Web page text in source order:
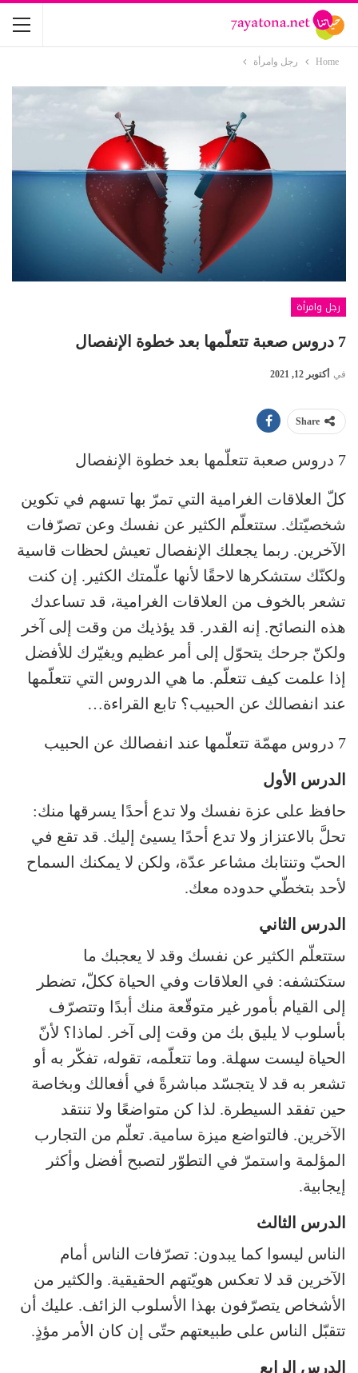
Home رجل وامرأة
رجل وامرأة
7 دروس صعبة تتعلّمها بعد خطوة الإنفصال
في أكتوبر 12, 2021
Share
7 دروس صعبة تتعلّمها بعد خطوة الإنفصال
كلّ العلاقات الغرامية التي تمرّ بها تسهم في تكوين
شخصيّتك. ستتعلّم الكثير عن نفسك وعن تصرّفات
الآخرين. ربما يجعلك الإنفصال تعيش لحظات قاسية
ولكنّك ستشكرها لاحقًا لأنها علّمتك الكثير. إن كنت
تشعر بالخوف من العلاقات الغرامية، قد تساعدك
هذه النصائح. إنه القدر. قد يؤذيك من وقت إلى آخر
ولكنّ جرحك يتحوّل إلى أمر عظيم ويغيّرك للأفضل
إذا علمت كيف تتعلّم. ما هي الدروس التي تتعلّمها
عند انفصالك عن الحبيب؟ تابع القراءة…
7 دروس مهمّة تتعلّمها عند انفصالك عن الحبيب
الدرس الأول
حافظ على عزة نفسك ولا تدع أحدًا يسرقها منك:
تحلَّ بالاعتزاز ولا تدع أحدًا يسيئ إليك. قد تقع في
الحبّ وتنتابك مشاعر عدّة، ولكن لا يمكنك السماح
لأحد بتخطّي حدوده معك.
الدرس الثاني
ستتعلّم الكثير عن نفسك وقد لا يعجبك ما
ستكتشفه: في العلاقات وفي الحياة ككلّ، تضطر
إلى القيام بأمور غير متوقّعة منك أبدًا وتتصرّف
بأسلوب لا يليق بك من وقت إلى آخر. لماذا؟ لأنّ
الحياة ليست سهلة. وما تتعلّمه، تقوله، تفكّر به أو
تشعر به قد لا يتجسّد مباشرةً في أفعالك وبخاصة
حين تفقد السيطرة. لذا كن متواضعًا ولا تنتقد
الآخرين. فالتواضع ميزة سامية. تعلّم من التجارب
المؤلمة واستمرّ في التطوّر لتصبح أفضل وأكثر
إيجابية.
الدرس الثالث
الناس ليسوا كما يبدون: تصرّفات الناس أمام
الآخرين قد لا تعكس هويّتهم الحقيقية. والكثير من
الأشخاص يتصرّفون بهذا الأسلوب الزائف. عليك أن
تتقبّل الناس على طبيعتهم حتّى إن كان الأمر مؤذٍ.
الدرس الرابع